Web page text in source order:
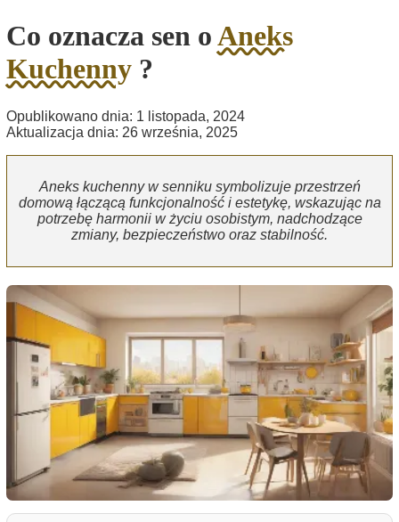
Co oznacza sen oAneks
Kuchenny ?
Opublikowano dnia: 1 listopada, 2024
Aktualizacja dnia: 26 września, 2025
Aneks kuchenny w senniku symbolizuje przestrzeń
domową łączącą funkcjonalność i estetykę, wskazując na
potrzebę harmonii w życiu osobistym, nadchodzące
zmiany, bezpieczeństwo oraz stabilność.